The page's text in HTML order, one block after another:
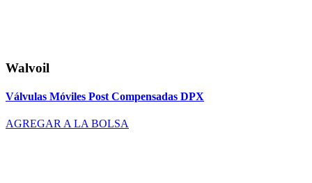
Walvoil
Válvulas Móviles Post Compensadas DPX
AGREGAR A LA BOLSA